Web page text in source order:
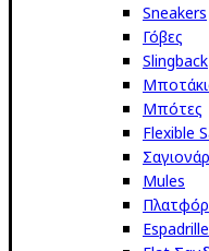
Sneakers
Γόβες
Slingback
Μπότες
Flexible
Mules